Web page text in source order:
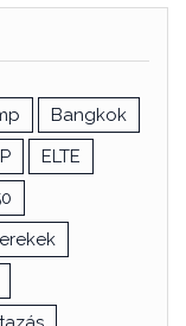
Bangkok
ELTE